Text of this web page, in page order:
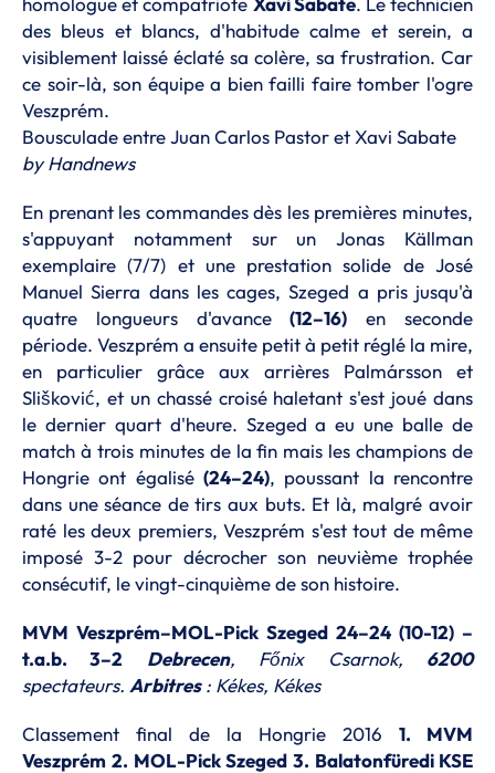
des bleus et blancs, d'habitude calme et serein, a
visiblement laissé éclaté sa colère, sa frustration. Car
ce soir-là, son équipe a bien failli faire tomber l'ogre
Veszprém.
Bousculade entre Juan Carlos Pastor et Xavi Sabate
byHandnews
En prenant les commandes dès les premières minutes,
s'appuyant notamment sur un Jonas Källman
exemplaire (7/7) et une prestation solide de José
Manuel Sierra dans les cages, Szeged a pris jusqu'à
quatre longueurs d'avance(12–16) en seconde
période. Veszprém a ensuite petit à petit réglé la mire,
en particulier grâce aux arrières Palmársson et
Slišković, et un chassé croisé haletant s'est joué dans
le dernier quart d'heure. Szeged a eu une balle de
match à trois minutes de la fin mais les champions de
Hongrie ont égalisé (24–24), poussant la rencontre
dans une séance de tirs aux buts. Et là, malgré avoir
raté les deux premiers, Veszprém s'est tout de même
imposé 3-2 pour décrocher son neuvième trophée
consécutif, le vingt-cinquième de son histoire.
MVM Veszprém–MOL-Pick Szeged 24–24 (10-12) –
t.a.b. 3–2
Debrecen, Főnix Csarnok, 6200
spectateurs. Arbitres: Kékes, Kékes
Classement final de la Hongrie 2016 1. MVM
Veszprém 2. MOL-Pick Szeged 3. Balatonfüredi KSE